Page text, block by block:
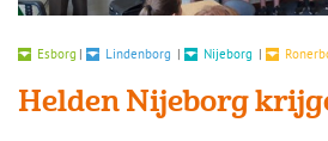
Esborg | Lindenborg | Nijeborg |
Helden Nijeborg